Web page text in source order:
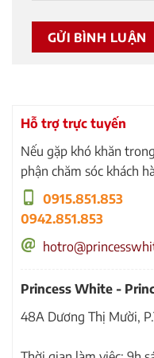
Hỗ trợ trực tuyến
Nếu gặp khó khăn
phận chăm sóc khách
0915.851.853
0942.851.853
Princess White -
48A Dương Thị Mười,